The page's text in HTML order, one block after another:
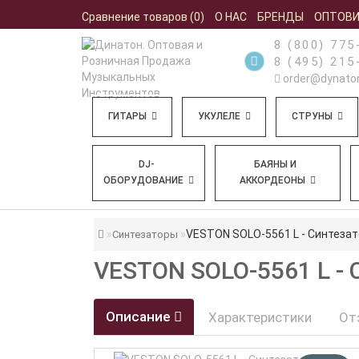
Сравнение товаров (0) О НАС БРЕНДЫ
8 (800)
8 (495)
ГИТАРЫ УКУЛЕЛЕ СТРУНЫ
DJ-
ОБОРУДОВАНИЕ
БАЯНЫ И
АККОРДЕОНЫ
Синтезаторы VESTON SOLO-5561 L -
VESTON SOLO-5561
Описание Характеристики